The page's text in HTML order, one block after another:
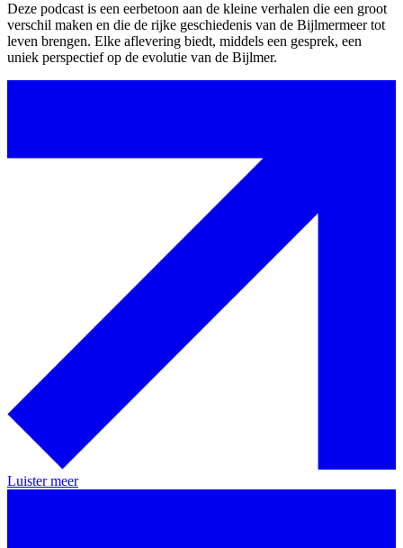
Deze podcast is een eerbetoon aan de kleine verhalen die een groot
verschil maken en die de rijke geschiedenis van de Bijlmermeer tot
leven brengen. Elke aflevering biedt, middels een gesprek, een
uniek perspectief op de evolutie van de Bijlmer.
Luister meer